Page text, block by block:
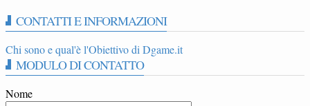
CONTATTI E INFORMAZIONI
Chi sono e qual'è l'Obiettivo di Dgame.it
MODULO DI CONTATTO
Nome